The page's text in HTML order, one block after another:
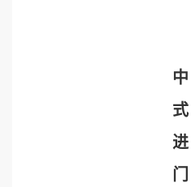
中
式
进
门